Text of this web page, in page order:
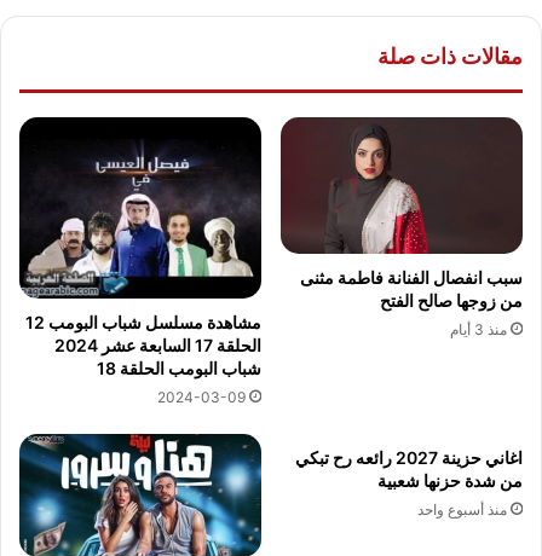
مقالات ذات صلة
سبب انفصال الفنانة فاطمة مثنى
من زوجها صالح الفتح
منذ 3 أيام
مشاهدة مسلسل شباب البومب 12
الحلقة 17 السابعة عشر 2024
شباب البومب الحلقة 18
2024-03-09
اغاني حزينة 2027 رائعه رح تبكي
من شدة حزنها شعبية
منذ أسبوع واحد